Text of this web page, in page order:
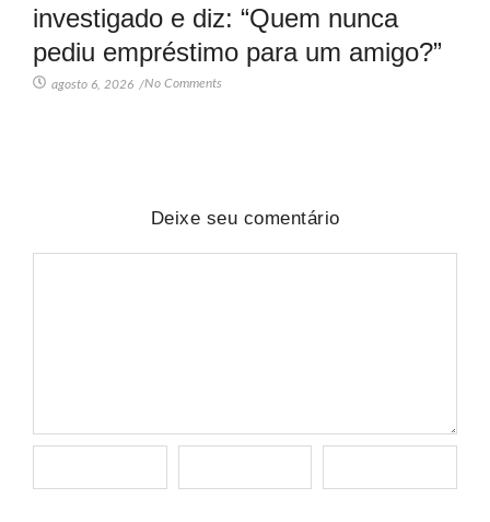
investigado e diz: “Quem nunca
pediu empréstimo para um amigo?”
agosto 6, 2026 /No Comments
Deixe seu comentário